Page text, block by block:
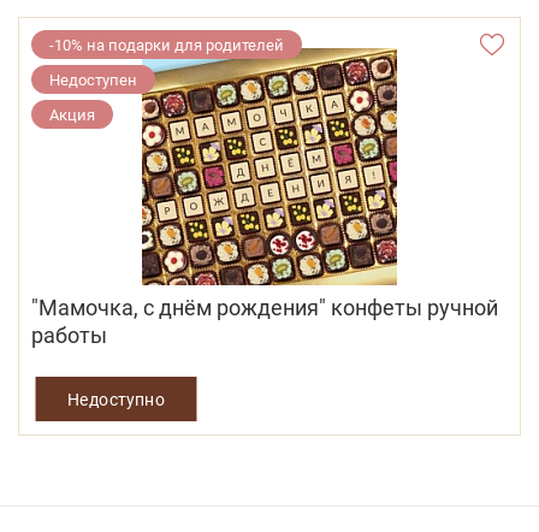
-10% на подарки для родителей
Недоступен
Акция
"Мамочка, с днём рождения" конфеты ручной
работы
Недоступно